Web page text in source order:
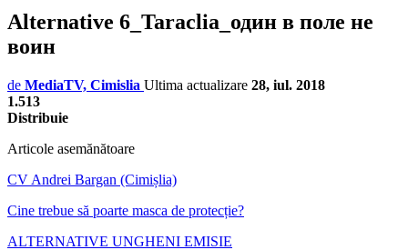
Alternative 6_Taraclia_один в поле не
воин
de MediaTV, Cimislia Ultima actualizare 28, iul. 2018
1.513
Distribuie
Articole asemănătoare
CV Andrei Bargan (Cimișlia)
Cine trebue să poarte masca de protecție?
ALTERNATIVE UNGHENI EMISIE